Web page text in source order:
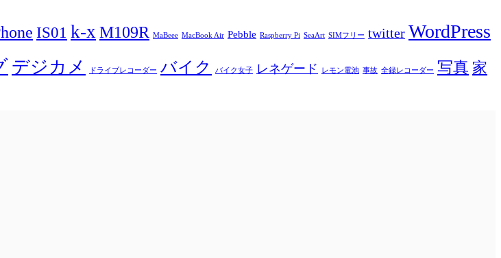
IS01 k-x M109R MaBeee MacBook Air Pebble Raspberry Pi SeaArt SIMフリー twitter WordPress
デジカメ ドライブレコーダー バイク バイク女子 レネゲード レモン電池 事故 全録レコーダー 写真 家